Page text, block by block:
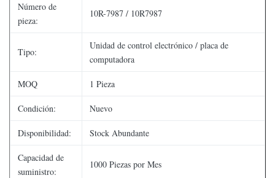
Número de
pieza:
10R-7987 / 10R7987
Tipo:
Unidad de control electrónico / placa de
computadora
MOQ 1 Pieza
Condición: Nuevo
Disponibilidad: Stock Abundante
Capacidad de
suministro:
1000 Piezas por Mes